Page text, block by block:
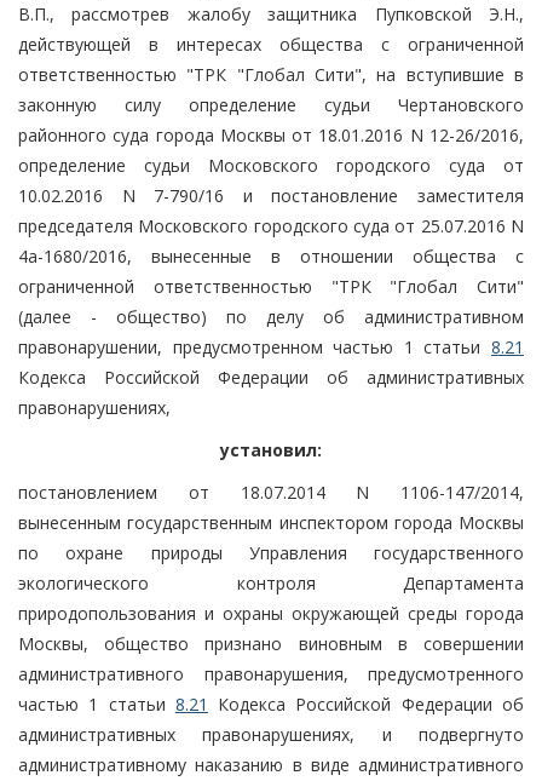
В.П., рассмотрев жалобу защитника Пупковской Э.Н.,
действующей в интересах общества с ограниченной
ответственностью "ТРК "Глобал Сити", на вступившие в
законную силу определение судьи Чертановского
районного суда города Москвы от 18.01.2016 N 12-26/2016,
определение судьи Московского городского суда от
10.02.2016 N 7-790/16 и постановление заместителя
председателя Московского городского суда от 25.07.2016 N
4а-1680/2016, вынесенные в отношении общества с
ограниченной ответственностью "ТРК "Глобал Сити"
(далее - общество) по делу об административном
правонарушении, предусмотренном частью 1 статьи 8.21
Кодекса Российской Федерации об административных
правонарушениях,
установил:
постановлением от 18.07.2014 N 1106-147/2014,
вынесенным государственным инспектором города Москвы
по охране природы Управления государственного
экологического контроля Департамента
природопользования и охраны окружающей среды города
Москвы, общество признано виновным в совершении
административного правонарушения, предусмотренного
частью 1 статьи 8.21
Кодекса Российской Федерации об
административных правонарушениях, и подвергнуто
административному наказанию в виде административного